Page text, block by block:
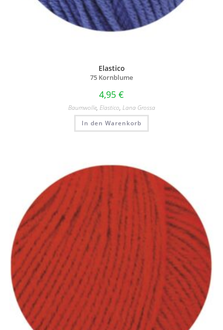
Elastico
75 Kornblume
4,95 €
Baumwolle, Elastico, Lana Grossa
In den Warenkorb